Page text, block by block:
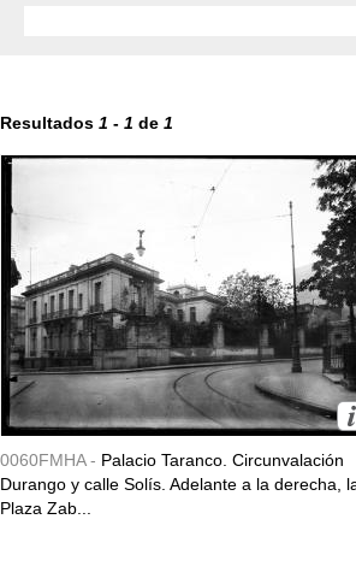
Resultados 1 - 1 de 1
0060FMHA - Palacio Taranco. Circunvalación
Durango y calle Solís. Adelante a la derecha,
Plaza Zab...